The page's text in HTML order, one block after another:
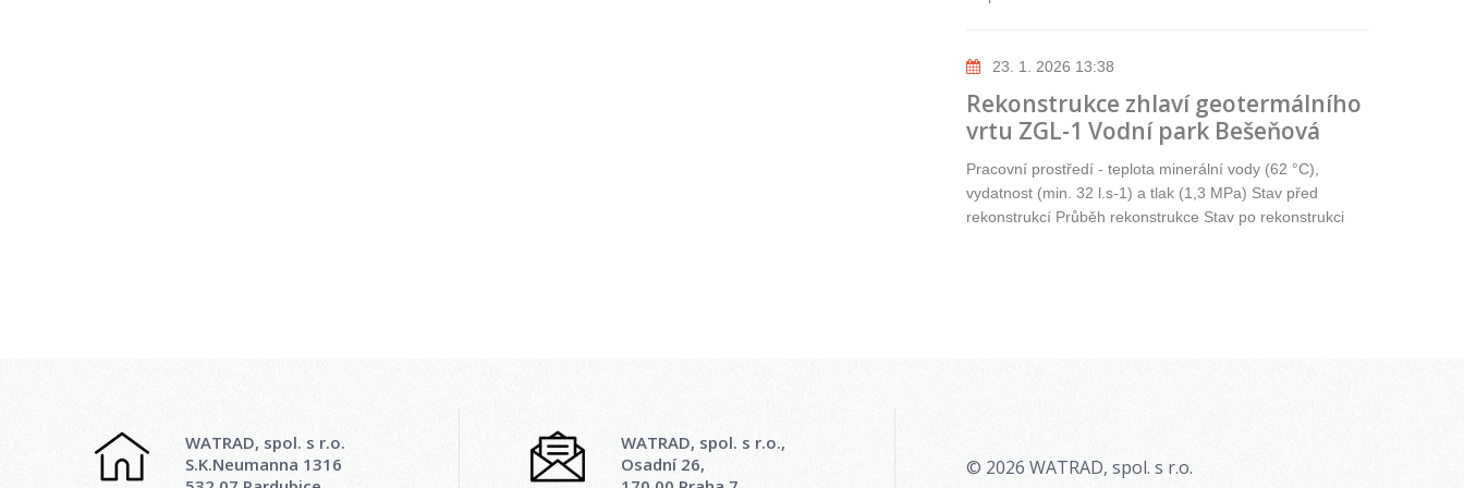
23. 1. 2026 13:38
Rekonstrukce zhlaví geotermálního
vrtu ZGL-1 Vodní park Bešeňová
Pracovní prostředí - teplota minerální vody (62 °C),
vydatnost (min. 32 l.s-1) a tlak (1,3 MPa) Stav před
rekonstrukcí Průběh rekonstrukce Stav po rekonstrukci
WATRAD, spol. s r.o.
S.K.Neumanna 1316
WATRAD, spol. s r.o.,
Osadní 26,
© 2026 WATRAD, spol. s r.o.